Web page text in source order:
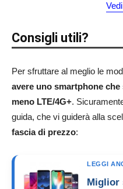
Consigli utili?
Per sfruttare al meglio le
avere uno smartphone
meno LTE/4G+.
guida, che vi guiderà alla
fascia di prezzo:
LEGGI
Miglior